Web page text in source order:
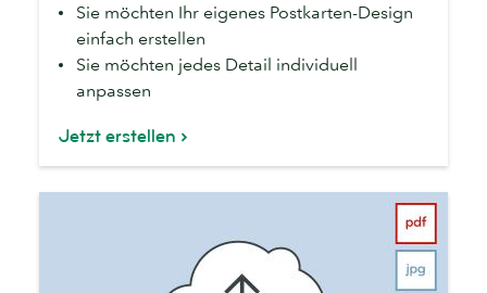
Postkarten-
Design
online
Sie möchten Ihr eigenes Postkarten-Design
einfach erstellen
Sie möchten jedes Detail individuell
anpassen
Jetzt erstellen